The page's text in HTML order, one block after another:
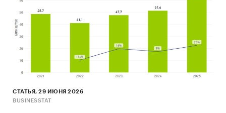
Базы данных государственных органов
статистики Казахстана
Министерства финансов РК
Официальная статистика международной
торговли
Открытые источники (сайты, порталы)
СТАТЬЯ, 29 ИЮНЯ 2026
BUSINESSTAT